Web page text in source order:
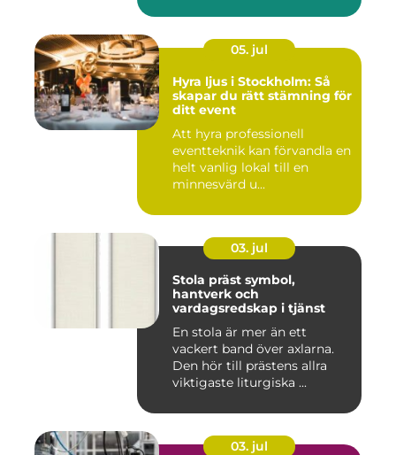
05. jul
Hyra ljus i Stockholm: Så
skapar du rätt stämning för
ditt event
Att hyra professionell
eventteknik kan förvandla en
helt vanlig lokal till en
minnesvärd u...
03. jul
Stola präst symbol,
hantverk och
vardagsredskap i tjänst
En stola är mer än ett
vackert band över axlarna.
Den hör till prästens allra
viktigaste liturgiska ...
03. jul